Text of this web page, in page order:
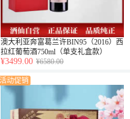
澳大利亚奔富葛兰许BIN95（2016）西
拉红葡萄酒750ml（单支礼盒款）
¥3499.00 ¥6580.00
活动促销